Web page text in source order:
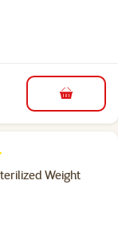
do košíku
Weight
6